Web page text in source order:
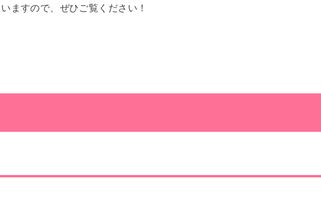
ますので、ぜひご覧ください！